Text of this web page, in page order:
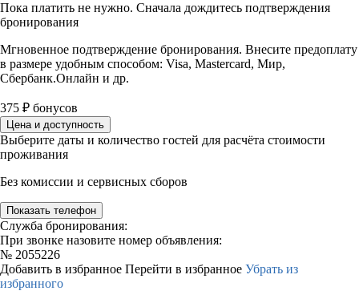
Пока платить не нужно. Сначала дождитесь подтверждения
бронирования
Мгновенное подтверждение бронирования. Внесите предоплату
в размере удобным способом: Visa, Mastercard, Мир,
Сбербанк.Онлайн и др.
375 ₽ бонусов
Цена и доступность
Выберите даты и количество гостей для расчёта стоимости
проживания
Без комиссии и сервисных сборов
Показать телефон
Служба бронирования:
При звонке назовите номер объявления:
№ 2055226
Добавить в избранное Перейти в избранное Убрать из
избранного